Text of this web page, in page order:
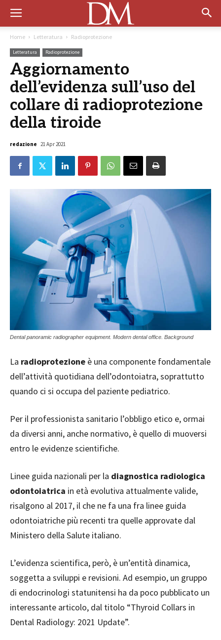
Home Letteratura Radioprotezione
Letteratura Radioprotezione
Aggiornamento
dell’evidenza sull’uso del
collare di radioprotezione
della tiroide
redazione 21 Apr 2021
Dental panoramic radiographer equipment. Modern dental office. Background
La radioprotezione è una componente fondamentale
dell’attività quotidiana dell’odontoiatra, soprattutto
quando ci si occupa del paziente pediatrico.
Per il professionista sanitario l’obbligo etico e, ormai
da diversi anni, anche normativo, è quello di muoversi
entro le evidenze scientifiche.
Linee guida nazionali per la diagnostica radiologica
odontoiatrica in età evolutiva attualmente valide,
risalgono al 2017, il che ne fa una fra linee guida
odontoiatriche più recenti tra quelle approvate dal
Ministero della Salute italiano.
L’evidenza scientifica, però, è un’entità dinamica,
soggetta a sviluppi e revisioni. Ad esempio, un gruppo
di endocrinologi statunitensi ha da poco pubblicato un
interessante articolo, dal titolo “Thyroid Collars in
Dental Radiology: 2021 Update”.